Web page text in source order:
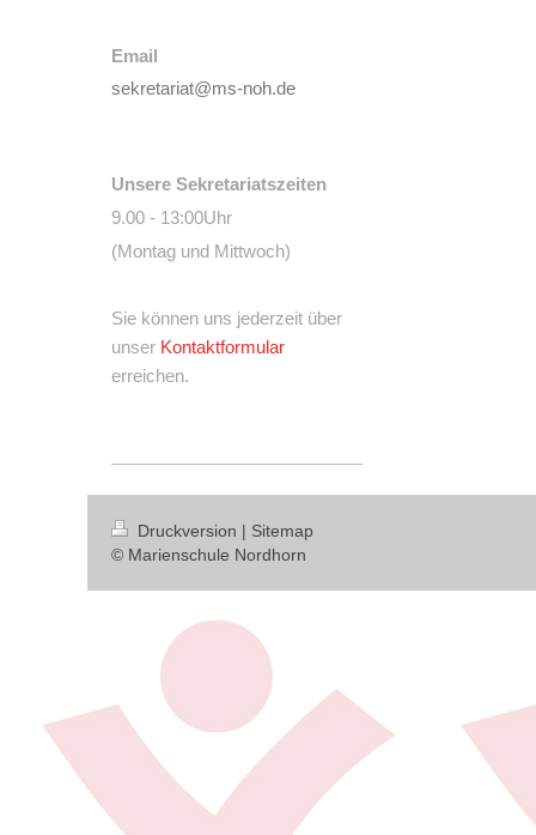
Email
sekretariat@ms-noh.de
Unsere Sekretariatszeiten
9.00 - 13:00Uhr
(Montag und Mittwoch)
Sie können uns jederzeit über
unser Kontaktformular
erreichen.
Druckversion | Sitemap
© Marienschule Nordhorn